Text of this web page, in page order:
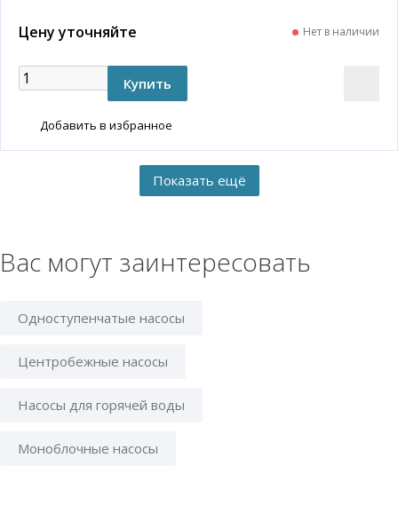
Цену уточняйте Нет в наличии
Добавить в избранное
Вас могут заинтересовать
Одноступенчатые насосы
Центробежные насосы
Насосы для горячей воды
Моноблочные насосы